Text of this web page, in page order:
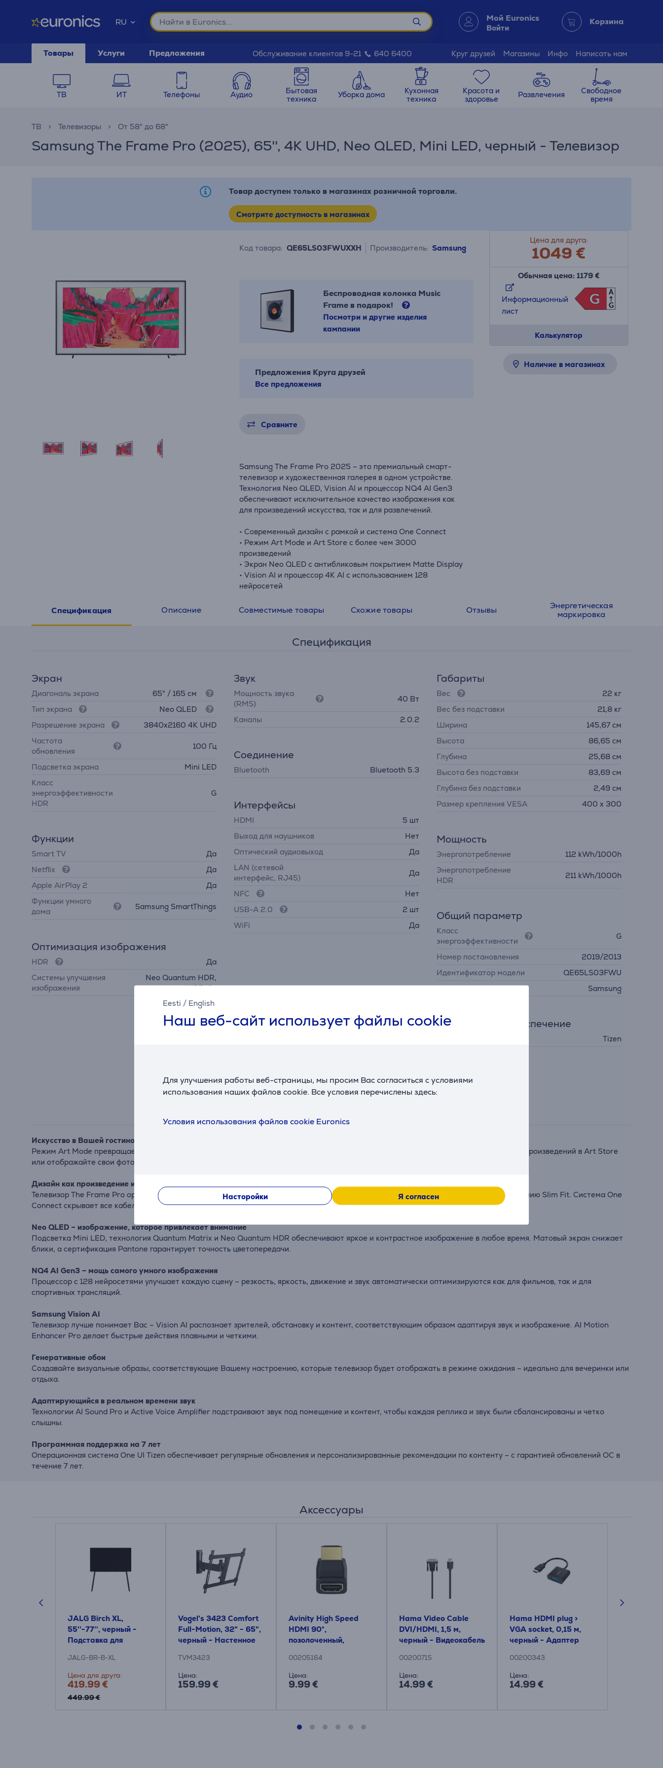
Eesti / English
Наш веб-сайт использует файлы cookie
Для улучшения работы веб-страницы, мы просим Вас согласиться с условиями
использования наших файлов cookie. Все условия перечислены здесь:
Условия использования файлов cookie Euronics
Насторойки Я согласен
RU Мой Euronics
Войти
Корзина
Товары Услуги Предложения Обслуживание клиентов 9-21 640 6400 Круг друзей Магазины Инфо Написать нам
ТВ ИТ Телефоны Аудио
Бытовая
техника
Уборка дома
Кухонная
техника
Красота и
здоровье
Развлечения
Свободное
время
ТВ Телевизоры От 58" до 68"
Samsung The Frame Pro (2025), 65'', 4K UHD, Neo QLED, Mini LED, черный - Телевизор
Товар доступен только в магазинах розничной торговли.
Смотрите доступность в магазинах
Код товара: QE65LS03FWUXXH Производитель: Samsung
Беспроводная колонка Music
Frame в подарок!
Посмотри и другие изделия
кампании
Предложения Круга друзей
Все предложения
Сравните
Samsung The Frame Pro 2025 – это премиальный смарт-
телевизор и художественная галерея в одном устройстве.
Технология Neo QLED, Vision AI и процессор NQ4 AI Gen3
обеспечивают исключительное качество изображения как
для произведений искусства, так и для развлечений.
• Современный дизайн с рамкой и система One Connect
• Режим Art Mode и Art Store с более чем 3000
произведений
• Экран Neo QLED с антибликовым покрытием Matte Display
• Vision AI и процессор 4K AI с использованием 128
нейросетей
Цена для друга:
1049 €
Обычная цена: 1179 €
Информационный
лист
G
G A
G
Калькулятор
Наличие в магазинах
Спецификация Описание Совместимые товары Схожие товары Отзывы
Энергетическая
маркировка
Спецификация
Экран
Диагональ экрана
65" / 165 см
Тип экрана
Neo QLED
Разрешение экрана
3840х2160 4K UHD
Частота
обновления
100 Гц
Подсветка экрана
Mini LED
Класс
энергоэффективности
HDR
G
Функции
Smart TV
Да
Netflix
Да
Apple AirPlay 2
Да
Функции умного
дома
Samsung SmartThings
Оптимизация изображения
HDR
Да
Системы улучшения
изображения
Neo Quantum HDR,
HDR10+
Звук
Мощность звука
(RMS)
40 Вт
Каналы 2.0.2
Соединение
Bluetooth Bluetooth 5.3
Интерфейсы
HDMI
5 шт
Выход для наушников
Нет
Оптический аудиовыход
Да
LAN (сетевой
интерфейс, RJ45)
Да
NFC
Нет
USB-A 2.0
2 шт
WiFi
Да
Габариты
Вес
22 кг
Вес без подставки
21,8 кг
Ширина
145,67 см
Высота
86,65 см
Глубина
25,68 см
Высота без подставки
83,69 см
Глубина без подставки
2,49 см
Размер крепления VESA
400 x 300
Мощность
Энергопотребление
112 kWh/1000h
Энергопотребление
HDR
211 kWh/1000h
Общий параметр
Класс
энергоэффективности
G
Номер постановления
2019/2013
Идентификатор модели
QE65LS03FWU
Производитель
Samsung
Программное обеспечение
Tizen
Описание
Искусство в Вашей гостиной
Режим Art Mode превращает черный экран в цифровую художественную галерею, когда телевизор не работает. Выбирайте из тысяч произведений в Art Store
или отображайте свои фотографии через Google Photos или iCloud.
Дизайн как произведение искусства
Телевизор The Frame Pro органично вписывается в интерьер благодаря сменным рамкам, тонкому обрамлению и настенному креплению Slim Fit. Система One
Connect скрывает все кабели.
Neo QLED – изображение, которое привлекает внимание
Подсветка Mini LED, технология Quantum Matrix и Neo Quantum HDR обеспечивают яркое и контрастное изображение в любое время. Матовый экран снижает
блики, а сертификация Pantone гарантирует точность цветопередачи.
NQ4 AI Gen3 – мощь самого умного изображения
Процессор с 128 нейросетями улучшает каждую сцену – резкость, яркость, движение и звук автоматически оптимизируются как для фильмов, так и для
спортивных трансляций.
Samsung Vision AI
Телевизор лучше понимает Вас – Vision AI распознает зрителей, обстановку и контент, соответствующим образом адаптируя звук и изображение. AI Motion
Enhancer Pro делает быстрые действия плавными и четкими.
Генеративные обои
Создавайте визуальные образы, соответствующие Вашему настроению, которые телевизор будет отображать в режиме ожидания – идеально для вечеринки или
отдыха.
Адаптирующийся в реальном времени звук
Технологии AI Sound Pro и Active Voice Amplifier подстраивают звук под помещение и контент, чтобы каждая реплика и звук были сбалансированы и четко
слышны.
Программная поддержка на 7 лет
Операционная система One UI Tizen обеспечивает регулярные обновления и персонализированные рекомендации по контенту – с гарантией обновлений ОС в
течение 7 лет.
Аксессуары
JALG Birch XL,
55''-77'', черный -
Подставка для
JALG-BR-B-XL
Цена для друга:
419.99 €
449.99 €
Vogel's 3423 Comfort
Full-Motion, 32" - 65",
черный - Настенное
телевизора
TVM3423
Цена:
159.99 €
Avinity High Speed ​​
HDMI 90°,
позолоченный,
00205164
Цена:
9.99 €
Hama Video Cable
DVI/HDMI, 1,5 м,
черный - Видеокабель
00200715
Цена:
14.99 €
Hama HDMI plug >
VGA socket, 0,15 м,
черный - Адаптер
00200343
Цена:
14.99 €